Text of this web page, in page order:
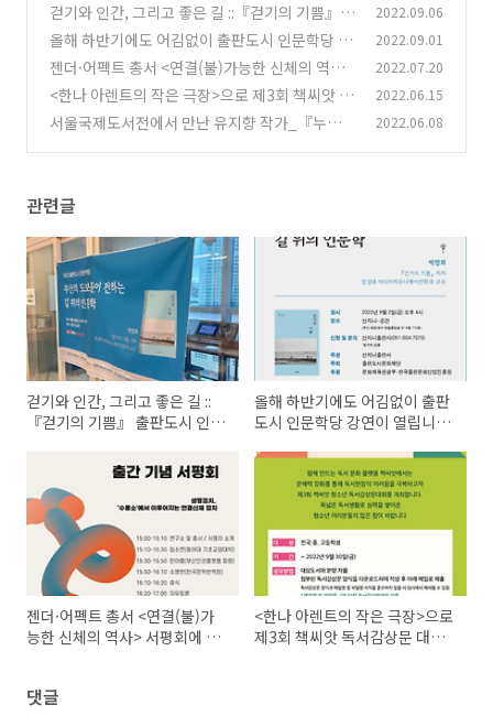
걷기와 인간, 그리고 좋은 길 ::『걷기의 기쁨』
출판도시 인문학당 강연
(0)
2022.09.06
올해 하반기에도 어김없이 출판도시 인문학당 강
연이 열립니다! _부산의 도보꾼이 전하는 길 위의
인문학 ::『걷기의 기쁨』
(0)
2022.09.01
젠더·어펙트 총서 <연결(불)가능한 신체의 역사
> 서평회에 여러분을 초대합니다:) (0)
2022.07.20
<한나 아렌트의 작은 극장>으로 제3회 책씨앗 독
서감상문 대회에 참가해보세요! (0)
2022.06.15
서울국제도서전에서 만난 유지향 작가_『누가
2022.06.08
관련글
걷기와 인간, 그리고 좋은 길 ::
『걷기의 기쁨』 출판도시 인문
올해 하반기에도 어김없이 출판
도시 인문학당 강연이 열립니다!
의 인문학 ::『걷기의 기쁨』
젠더·어펙트 총서 <연결(불)가
능한 신체의 역사> 서평회에 여
<한나 아렌트의 작은 극장>으로
제3회 책씨앗 독서감상문 대회
댓글